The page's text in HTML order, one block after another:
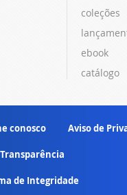
coleções
ebook
catálogo
conosco Aviso de
de Integridade